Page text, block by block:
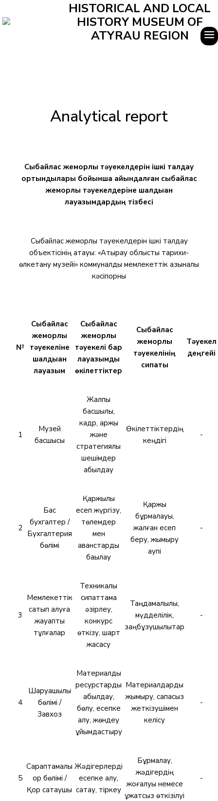
HISTORICAL AND LOCAL
HISTORY MUSEUM OF
ATYRAU REGION
Analytical report
Сыбайлас жемқорлық тәуекелдерін ішкі талдау
қортындылары бойынша айқындалған сыбайлас
жемқорлық тәуекелдеріне шалдыққан
лауазымдардың тізбесі
Сыбайлас жемқорлық тәуекелдерін ішкі талдау
объектісінің атауы: «Атырау облыстық тарихи-
өлкетану музейі» коммуналдық мемлекеттік қазыналық
кәсіпорны
№
Сыбайлас
жемқорлық
тәуекеліне
шалдыққан
лауазым
Сыбайлас
жемқорлық
тәуекелі бар
лауазымдық
өкілеттіктер
Сыбайлас
жемқорлық
тәуекелінің
сипаты
Тәуекел
деңгейі
1
Музей
басшысы
Жалпы
басшылық,
кадр, қаржы
және
стратегиялық
шешімдер
қабылдау
Өкілеттіктердің
кеңдігі
-
2
Бас
бухгалтер /
Бухгалтерия
бөлімі
Қаржылық
есеп жүргізу,
төлемдер
мен
аванстарды
бақылау
Қаржы
бұрмалауы,
жалған есеп
беру, жымқыру
қаупі
-
3
Мемлекеттік
сатып алуға
жауапты
тұлғалар
Техникалық
сипаттама
әзірлеу,
конкурс
өткізу, шарт
жасасу
Таңдамалылық,
мүдделілік,
заңбұзушылықтар
-
4
Шаруашылық
бөлімі /
Завхоз
Материалдық
ресурстарды
қабылдау,
бөлу, есепке
алу, жөндеу
ұйымдастыру
Материалдарды
жымқыру, сапасыз
жеткізушімен
келісу
-
5
Сараптамалық
қор бөлімі /
Қор сақтаушы
Жәдігерлерді
есепке алу,
сақтау, тіркеу
Бұрмалау,
жәдігердің
жоғалуы немесе
құжатсыз өткізілуі
-